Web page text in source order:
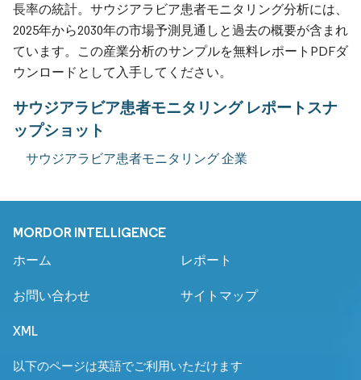
長率の統計。サウジアラビア患者モニタリング分析には、
2025年から2030年の市場予測見通しと過去の概要が含まれ
ています。この産業分析のサンプルを無料レポートPDFダ
ウンロードとして入手してください。
サウジアラビア患者モニタリング レポートスナ
ップショット
サウジアラビア患者モニタリング 企業
MORDOR INTELLIGENCE
ホーム レポート
お問い合わせ サイトマップ
XML
以下のページは英語でご利用いただけます